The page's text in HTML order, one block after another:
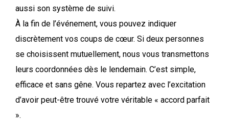
aussi son système de suivi.
À la fin de l’événement, vous pouvez indiquer
discrètement vos coups de cœur. Si deux personnes
se choisissent mutuellement, nous vous transmettons
leurs coordonnées dès le lendemain. C’est simple,
efficace et sans gêne. Vous repartez avec l’excitation
d’avoir peut-être trouvé votre véritable « accord parfait
».